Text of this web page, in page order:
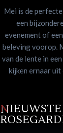
Mei is de
een
evenement of
beleving voorop.
van de lente in
kijken ernaar uit
NIEUWSTE VAN CLUB THE